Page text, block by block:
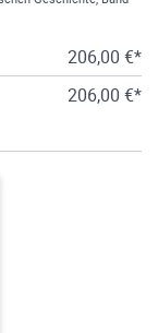
206,00 €*
206,00 €*